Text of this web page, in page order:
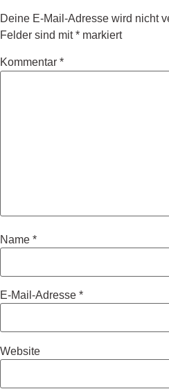
Deine E-Mail-Adresse wird nicht
Felder sind mit* markiert
Kommentar *
Name *
E-Mail-Adresse *
Website